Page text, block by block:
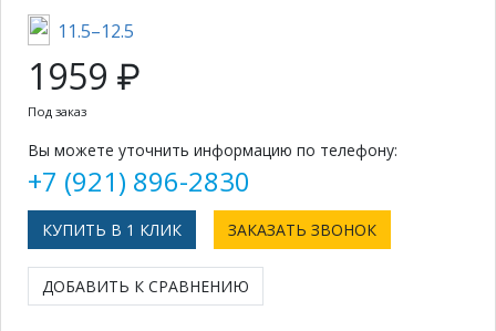
11.5–12.5
1959 ₽
Под заказ
Вы можете уточнить информацию по телефону:
+7 (921) 896-2830
КУПИТЬ В 1 КЛИК ЗАКАЗАТЬ ЗВОНОК
ДОБАВИТЬ К СРАВНЕНИЮ